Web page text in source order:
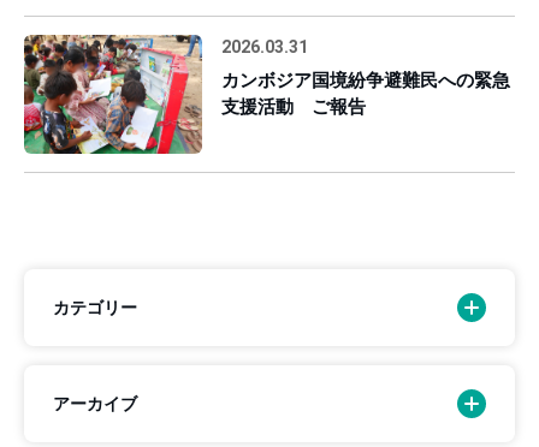
2026.03.31
カンボジア国境紛争避難民への緊急
支援活動 ご報告
カテゴリー
アーカイブ